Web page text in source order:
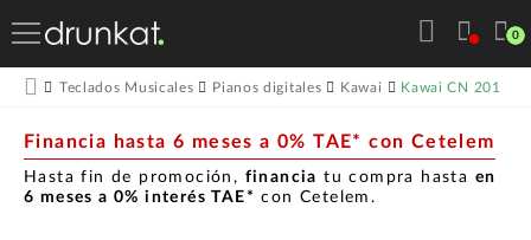
0
Teclados Musicales Pianos digitales Kawai Kawai CN 201 P
Financia hasta 6 meses a 0% TAE* con Cetelem
Hasta fin de promoción, financia tu compra hasta en
6 meses a 0% interés TAE* con Cetelem.